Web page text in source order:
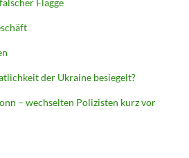
Flagge
der Ukraine besiegelt?
– wechselten Polizisten kurz vor